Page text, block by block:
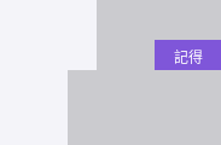
記得